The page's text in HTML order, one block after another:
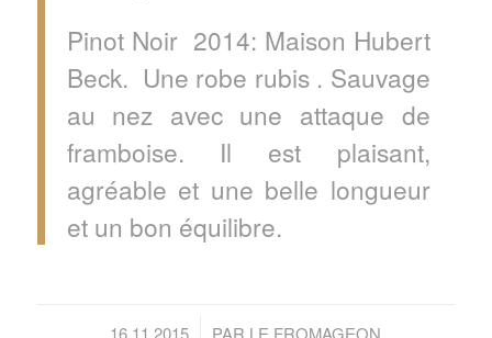
Pinot Noir 2014: Maison Hubert
Beck. Une robe rubis . Sauvage
au nez avec une attaque de
framboise. Il est plaisant,
agréable et une belle longueur
et un bon équilibre.